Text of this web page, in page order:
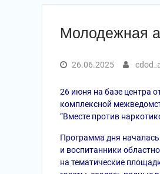
Молодежная
26.06.2025
26 июня на базе центра
комплексной
“Вместе против
Программа дня началась
и воспитанники
на тематические